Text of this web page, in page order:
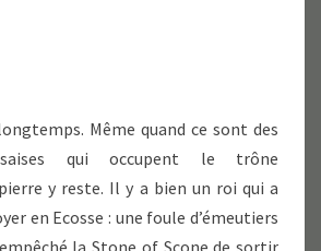
Même quand ce sont des
qui occupent le trône
y reste. Il y a bien un roi qui a
en Ecosse : une foule d’émeutiers
la Stone of Scone de sortir